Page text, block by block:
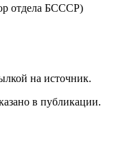
отдела БСССР)
на источник.
в публикации.